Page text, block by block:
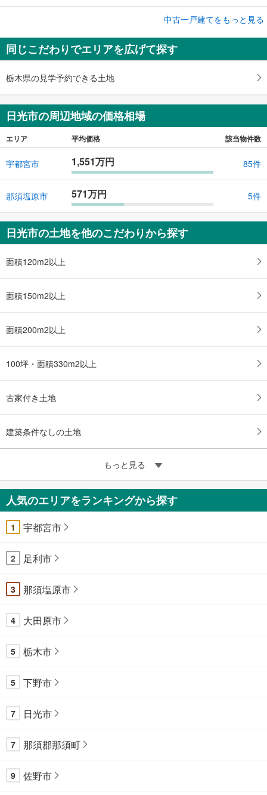
日光市土沢
1,299万円
3LDK
土地面積 214.83m
中古一戸建てをもっと見る
同じこだわりでエリアを広げて探す
栃木県の見学予約できる土地
日光市の周辺地域の価格相場
エリア 平均価格 該当物件数
宇都宮市 1,551万円 85件
那須塩原市 571万円 5件
日光市の土地を他のこだわりから探す
面積120m2以上
面積150m2以上
面積200m2以上
100坪・面積330m2以上
古家付き土地
建築条件なしの土地
もっと見る
人気のエリアをランキングから探す
1 宇都宮市
2 足利市
3 那須塩原市
4 大田原市
5 栃木市
5 下野市
7 日光市
7 那須郡那須町
9 佐野市